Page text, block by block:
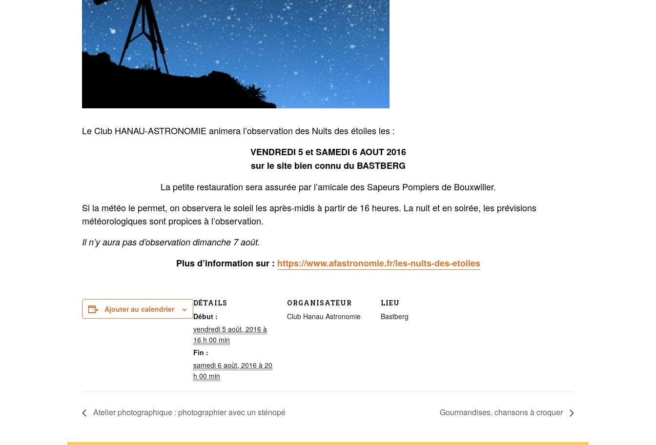
Le Club HANAU-ASTRONOMIE animera l’observation des Nuits des étoiles les :
VENDREDI 5 et SAMEDI 6 AOUT 2016
sur le site bien connu du BASTBERG
La petite restauration sera assurée par l’amicale des Sapeurs Pompiers de Bouxwiller.
Si la météo le permet, on observera le soleil les après-midis à partir de 16 heures. La nuit et en soirée, les prévisions
météorologiques sont propices à l’observation.
Il n’y aura pas d’observation dimanche 7 août.
Plus d’information sur : https://www.afastronomie.fr/les-nuits-des-etoiles
Ajouter au calendrier
DÉTAILS
Début :
vendredi 5 août, 2016 à
16 h 00 min
Fin :
samedi 6 août, 2016 à 20
h 00 min
ORGANISATEUR
Club Hanau Astronomie
LIEU
Bastberg
Atelier photographique : photographier avec un sténopé Gourmandises, chansons à croquer